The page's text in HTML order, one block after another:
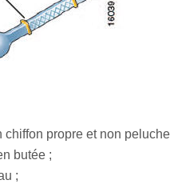
propre et non
butée ;
;